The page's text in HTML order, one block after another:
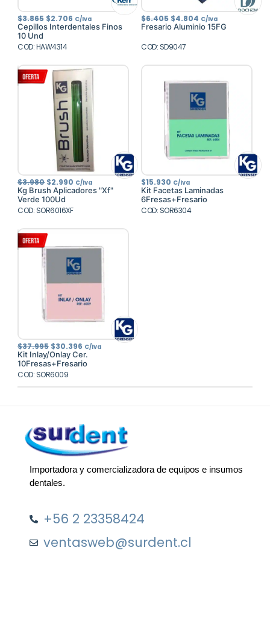
$3.865 El
precio
original
$3.865.
$2.706 El
precio
actual
C/Iva
Cepillos Interdentales Finos
10 Und
COD: HAW4314
$6.405 El
precio
original
$6.405.
$4.804 El
precio
actual
C/Iva
Fresario Aluminio 15FG
COD: SD9047
$3.980 El
precio
original
era:
$3.980.
$2.990 El
precio
actual
$2.990.
C/Iva
Kg Brush Aplicadores "Xf"
Verde 100Ud
COD: SOR6016XF
$15.930 C/Iva
Kit Facetas Laminadas
6Fresas+Fresario
COD: SOR6304
$37.995 El
precio
original
era:
$37.995.
$30.396 El
precio
actual
es:
C/Iva
Kit Inlay/Onlay Cer.
10Fresas+Fresario
COD: SOR6009
Importadora y comercializadora de equipos e insumos
dentales.
+56 2 23358424
ventasweb@surdent.cl